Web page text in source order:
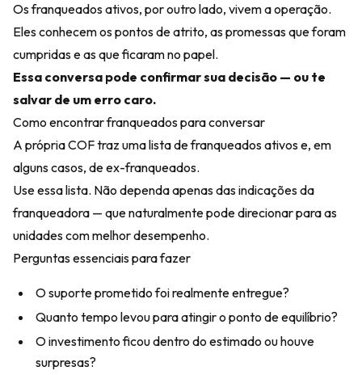
Os franqueados ativos, por outro lado, vivem a operação.
Eles conhecem os pontos de atrito, as promessas que foram
cumpridas e as que ficaram no papel.
Essa conversa pode confirmar sua decisão — ou te
salvar de um erro caro.
Como encontrar franqueados para conversar
A própria COF traz uma lista de franqueados ativos e, em
alguns casos, de ex-franqueados.
Use essa lista. Não dependa apenas das indicações da
franqueadora — que naturalmente pode direcionar para as
unidades com melhor desempenho.
Perguntas essenciais para fazer
O suporte prometido foi realmente entregue?
Quanto tempo levou para atingir o ponto de equilíbrio?
O investimento ficou dentro do estimado ou houve
surpresas?